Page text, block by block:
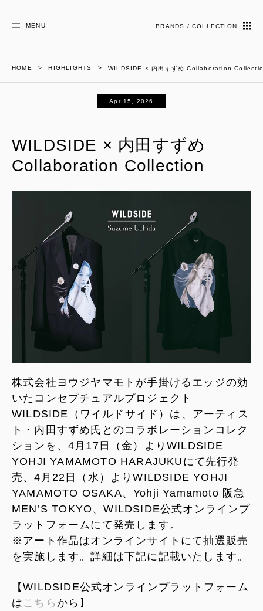
MENU BRANDS / COLLECTION
HOME HIGHLIGHTS WILDSIDE × 内田すずめ Collaboration
Apr 15, 2026
WILDSIDE × 内田すずめ
Collaboration Collection
株式会社ヨウジヤマモトが手掛けるエッジの効
いたコンセプチュアルプロジェクト
WILDSIDE（ワイルドサイド）は、アーティス
ト・内田すずめ氏とのコラボレーションコレク
ションを、4月17日（金）よりWILDSIDE
YOHJI YAMAMOTO HARAJUKUにて先行発
売、4月22日（水）よりWILDSIDE YOHJI
YAMAMOTO OSAKA、Yohji Yamamoto 阪急
MEN’S TOKYO、WILDSIDE公式オンラインプ
ラットフォームにて発売します。
※アート作品はオンラインサイトにて抽選販売
を実施します。詳細は下記に記載いたします。
【WILDSIDE公式オンラインプラットフォーム
は こちら から】